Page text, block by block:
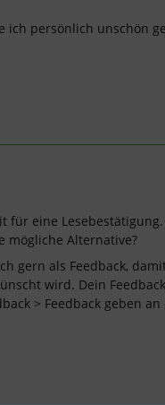
ich persönlich unschön
für eine
mögliche Alternative?
gern als Feedback,
wird. Dein
> Feedback geben